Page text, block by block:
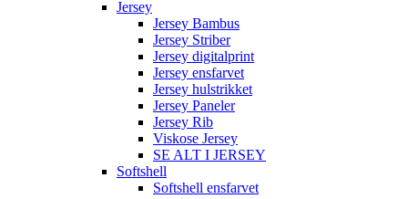
Jersey
Jersey Bambus
Jersey Striber
Jersey digitalprint
Jersey ensfarvet
Jersey hulstrikket
Jersey Paneler
Jersey Rib
Viskose Jersey
SE ALT I JERSEY
Softshell
Softshell ensfarvet